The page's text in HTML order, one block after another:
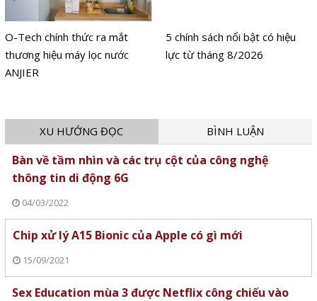
O-Tech chính thức ra mắt
thương hiệu máy lọc nước
ANJIER
5 chính sách nổi bật có hiệu
lực từ tháng 8/2026
XU HƯỚNG ĐỌC BÌNH LUẬN
Bàn về tầm nhìn và các trụ cột của công nghệ
thông tin di động 6G
04/03/2022
Chip xử lý A15 Bionic của Apple có gì mới
15/09/2021
Sex Education mùa 3 được Netflix công chiếu vào